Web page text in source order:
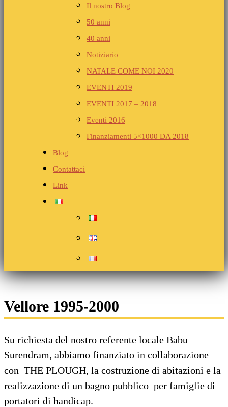
Il nostro Blog
50 anni
40 anni
Notiziario
NATALE COME NOI 2020
EVENTI 2019
EVENTI 2017 – 2018
Eventi 2016
Finanziamenti 5×1000 DA 2018
Blog
Contattaci
Link
Vellore 1995-2000
Su richiesta del nostro referente locale Babu
Surendram, abbiamo finanziato in collaborazione
con THE PLOUGH, la costruzione di abitazioni e la
realizzazione di un bagno pubblico per famiglie di
portatori di handicap.